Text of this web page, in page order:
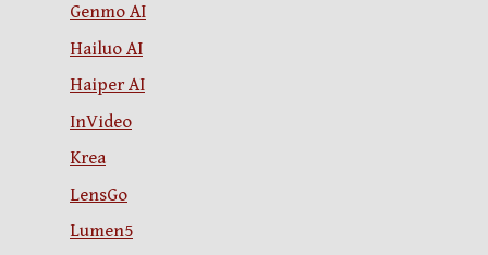
Genmo AI
Hailuo AI
Haiper AI
InVideo
Krea
LensGo
Lumen5